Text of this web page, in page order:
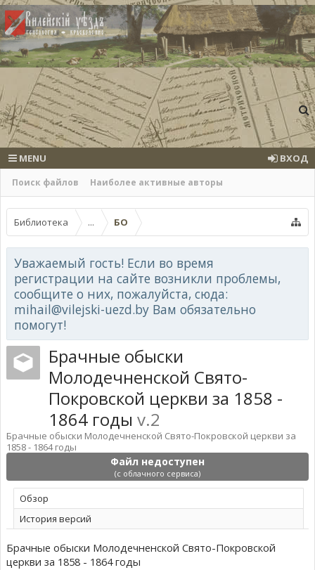
Поиск файлов Наиболее активные авторы
MENU ВХОД
Библиотека ... БО
Уважаемый гость! Если во время
регистрации на сайте возникли проблемы,
сообщите о них, пожалуйста, сюда:
mihail@vilejski-uezd.by Вам обязательно
помогут!
Файл недоступен
(с облачного сервиса)
Брачные обыски
Молодечненской Свято-
Покровской церкви за 1858 -
1864 годы v.2
Брачные обыски Молодечненской Свято-Покровской церкви за
1858 - 1864 годы
Обзoр
История версий
Брачные обыски Молодечненской Свято-Покровской
церкви за 1858 - 1864 годы